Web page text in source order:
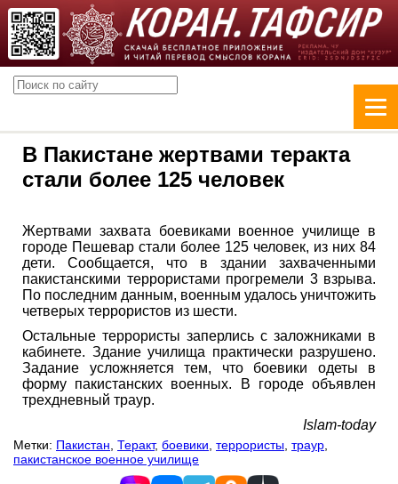
В Пакистане жертвами теракта
стали более 125 человек
Жертвами захвата боевиками военное училище в
городе Пешевар стали более 125 человек, из них 84
дети. Сообщается, что в здании захваченными
пакистанскими террористами прогремели 3 взрыва.
По последним данным, военным удалось уничтожить
четверых террористов из шести.
Остальные террористы заперлись с заложниками в
кабинете. Здание училища практически разрушено.
Задание усложняется тем, что боевики одеты в
форму пакистанских военных. В городе объявлен
трехдневный траур.
Islam-today
Метки: Пакистан Теракт, боевики террористы траур
пакистанское военное училище